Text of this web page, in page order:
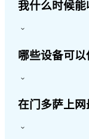
我什么时候能
哪些设备可以
在门多萨上网